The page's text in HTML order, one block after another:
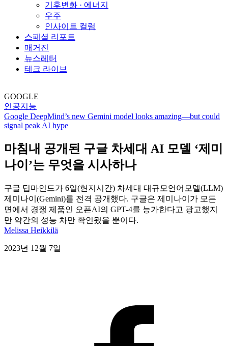
기후변화 · 에너지
우주
인사이트 컬럼
스페셜 리포트
매거진
뉴스레터
테크 라이브
GOOGLE
인공지능
Google DeepMind’s new Gemini model looks amazing—but could
signal peak AI hype
마침내 공개된 구글 차세대 AI 모델 ‘제미
나이’는 무엇을 시사하나
구글 딥마인드가 6일(현지시간) 차세대 대규모언어모델(LLM)
제미나이(Gemini)를 전격 공개했다. 구글은 제미나이가 모든
면에서 경쟁 제품인 오픈AI의 GPT-4를 능가한다고 광고했지
만 약간의 성능 차만 확인됐을 뿐이다.
Melissa Heikkilä
2023년 12월 7일